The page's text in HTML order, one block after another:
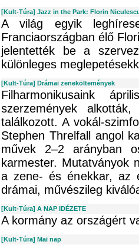
[Kult-Túra] Jazz in the Park: Florin
A világ egyik
Franciaországban élő
jelentették be a
különleges
[Kult-Túra] Drámai zeneköltemények
Filharmonikusaink
szerzemények
találkozott. A vokál-
Stephen Threlfall angol
művek 2–2 arányban
karmester. Mutatványok
a zene- és énekkar, az
drámai, művészileg
[Kult-Túra] A NAP IDÉZETE
A kormány az országért
[Kult-Túra] Mai nap